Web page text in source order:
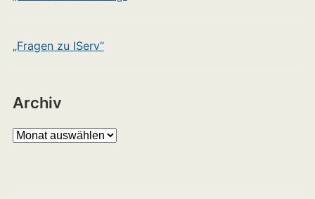
„Fragen zu IServ“
Archiv
Archiv